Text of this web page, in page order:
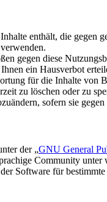
enthält, die gegen
gegen diese
ein Hausverbot
für die Inhalte von
zu löschen oder zu
sofern sie
der „GNU General
Community
Software für